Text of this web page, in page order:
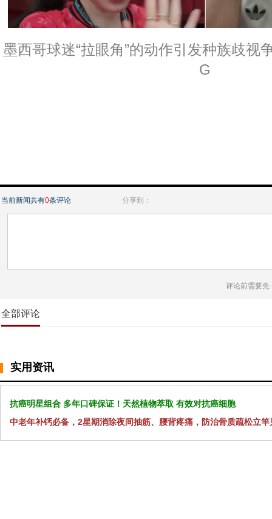
墨西哥球迷“拉眼角”的动作引发种族歧视
G
当前新闻共有0条评论 分享到：
评论前需要先
全部评论
实用资讯
抗癌明星组合 多年口碑保证！天然植物萃取 有效对抗癌细胞
中老年补钙必备，2星期消除夜间抽筋、腰背疼痛，防治骨质疏松立竿